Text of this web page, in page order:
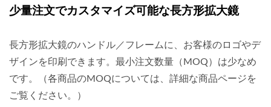
少量注文でカスタマイズ可能な長方形拡大鏡
長方形拡大鏡のハンドル／フレームに、お客様のロゴやデ
ザインを印刷できます。最小注文数量（MOQ）は少なめ
です。（各商品のMOQについては、詳細な商品ページを
ご覧ください。）